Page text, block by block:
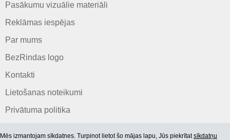
Pasākumu vizuālie materiāli
Reklāmas iespējas
Par mums
BezRindas logo
Kontakti
Lietošanas noteikumi
Privātuma politika
Mēs izmantojam sīkdatnes. Turpinot lietot šo mājas lapu, Jūs piekrītatsīkdatņu